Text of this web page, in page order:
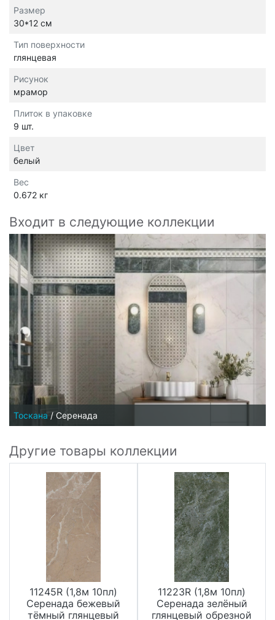
Размер
30*12 см
Тип поверхности
глянцевая
Рисунок
мрамор
Плиток в упаковке
9 шт.
Цвет
белый
Вес
0.672 кг
Входит в следующие коллекции
Тоскана / Серенада
Другие товары коллекции
11245R (1,8м 10пл)
Серенада бежевый
тёмный глянцевый
11223R (1,8м 10пл)
Серенада зелёный
глянцевый обрезной